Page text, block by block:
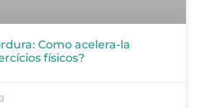
Como acelera-la
físicos?